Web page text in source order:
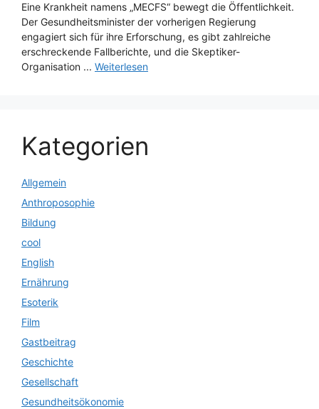
Eine Krankheit namens „MECFS“ bewegt die Öffentlichkeit.
Der Gesundheitsminister der vorherigen Regierung
engagiert sich für ihre Erforschung, es gibt zahlreiche
erschreckende Fallberichte, und die Skeptiker-
Organisation ... Weiterlesen
Kategorien
Allgemein
Anthroposophie
Bildung
cool
English
Ernährung
Esoterik
Film
Gastbeitrag
Geschichte
Gesellschaft
Gesundheitsökonomie